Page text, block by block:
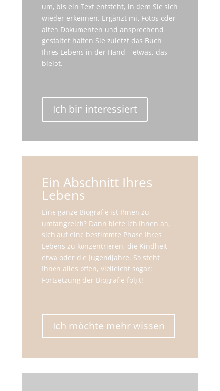
um, bis ein Text entsteht, in dem Sie sich
wieder erkennen. Ergänzt mit Fotos oder
alten Dokumenten und ansprechend
gestaltet halten Sie zuletzt das Buch
Ihres Lebens in der Hand – etwas, das
bleibt.
Ich bin interessiert
Ein Abschnitt Ihres
Lebens
Eine ganze Biografie ist Ihnen zu
umfangreich? Dann biete ich Ihnen an,
sich auf eine bestimmte Phase Ihres
Lebens zu konzentrieren, die Kindheit
etwa oder die Jugendjahre. So steht
Ihnen alles offen, vielleicht sogar:
Fortsetzung der Biografie folgt!
Ich möchte mehr wissen